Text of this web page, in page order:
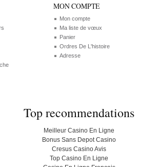
MON COMPTE
Mon compte
Ma liste de vœux
Panier
Ordres De L'histoire
Adresse
Top recommendations
Meilleur Casino En Ligne
Bonus Sans Depot Casino
Cresus Casino Avis
Top Casino En Ligne